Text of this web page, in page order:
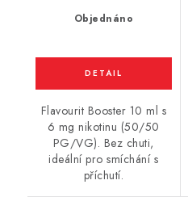
Objednáno
Flavourit Booster 10 ml s
6 mg nikotinu (50/50
PG/VG). Bez chuti,
ideální pro smíchání s
příchutí.